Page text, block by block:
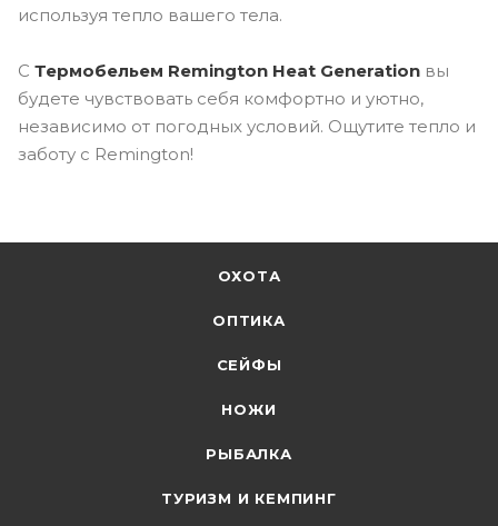
используя тепло вашего тела.
С Термобельем Remington Heat Generation вы
будете чувствовать себя комфортно и уютно,
независимо от погодных условий. Ощутите тепло и
заботу с Remington!
ОХОТА
ОПТИКА
СЕЙФЫ
НОЖИ
РЫБАЛКА
ТУРИЗМ И КЕМПИНГ